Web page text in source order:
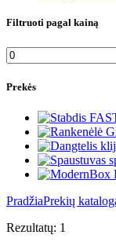
Filtruoti pagal kainą
Min
kaina
Prekės
PradžiaPrekių
Rezultatų: 1